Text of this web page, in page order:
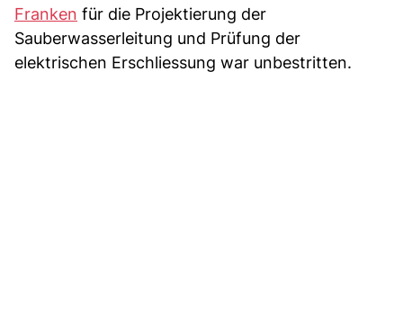
Franken für die Projektierung der
Sauberwasserleitung und Prüfung der
elektrischen Erschliessung war unbestritten.